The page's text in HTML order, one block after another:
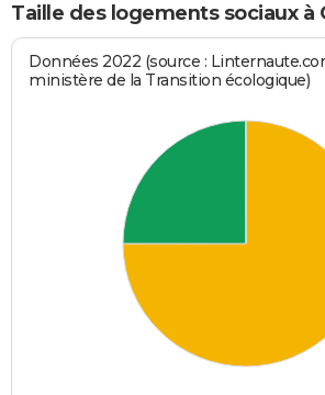
Taille des logements sociaux à
Données 2022 (source :
ministère de la Transition écologique)